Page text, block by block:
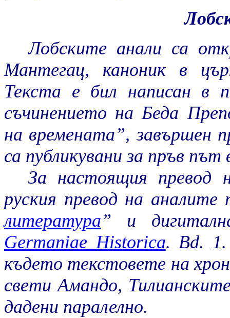
Лобските анали са
Мантегац, каноник в
Текста е бил написан в
съчинението на Беда
на времената”, завършен
са публикувани за пръв
За настоящия превод
руския превод на
литература” и
Germaniae Historica. Bd. 1.
където текстовете на
свети Амандо,
дадени паралелно.